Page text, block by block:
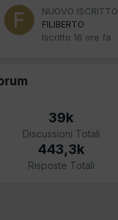
NUOVO ISCRITTO
FILIBERTO
Iscritto 16 ore fa
39k
Discussioni Totali
443,3k
Risposte Totali